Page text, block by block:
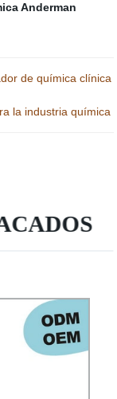
Anderman
de química clínica
la industria química